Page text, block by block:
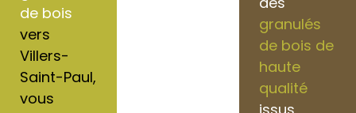
de bois
vers
Villers-
Saint-Paul,
vous
granulés
de bois de
haute
qualité